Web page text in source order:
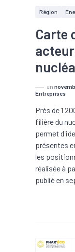
Région
Carte
en
Entreprises
Près de 1
filière du
permet
présentes
les
réalisée à
publié en